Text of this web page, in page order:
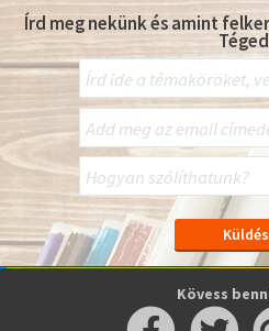
Írd meg nekünk és amint
Kövess